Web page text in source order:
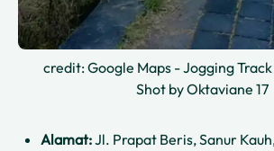
credit: Google Maps - Jogging
Shot by Oktaviane 17
Alamat:Jl. Prapat Beris, Sanur